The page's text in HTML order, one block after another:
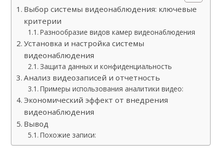
Выбор системы видеонаблюдения: ключевые
критерии
Разнообразие видов камер видеонаблюдения
Установка и настройка системы
видеонаблюдения
Защита данных и конфиденциальность
Анализ видеозаписей и отчетность
Примеры использования аналитики видео:
Экономический эффект от внедрения
видеонаблюдения
Вывод
Похожие записи: